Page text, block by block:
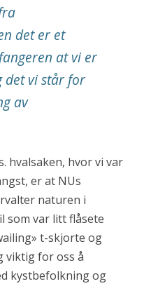
det er et
at vi er
det vi står for
av
hvalsaken, hvor vi var
er at NUs
naturen i
som var litt flåsete
t-skjorte og
viktig for oss å
kystbefolkning og